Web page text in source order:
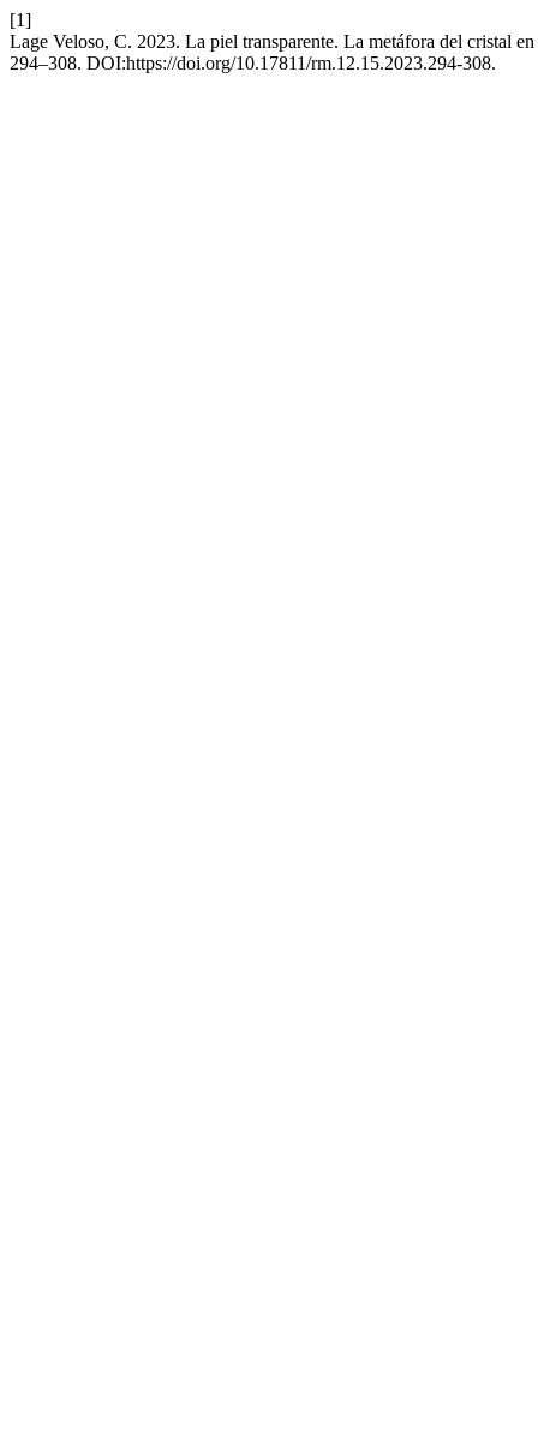
[1]
Lage Veloso, C. 2023. La piel transparente. La metáfora del cristal
294–308. DOI:https://doi.org/10.17811/rm.12.15.2023.294-308.